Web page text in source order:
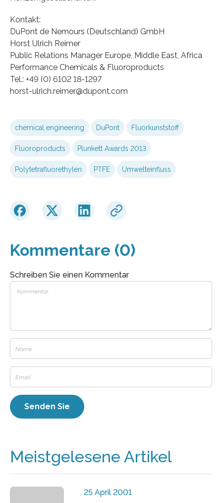
Kontakt:
DuPont de Nemours (Deutschland) GmbH
Horst Ulrich Reimer
Public Relations Manager Europe, Middle East, Africa
Performance Chemicals & Fluoroproducts
Tel.: +49 (0) 6102 18-1297
horst-ulrich.reimer@dupont.com
chemical engineering DuPont Fluorkunststoff
Fluoroproducts Plunkett Awards 2013
Polytetrafluorethylen PTFE Umwelteinfluss
Kommentare (0)
Schreiben Sie einen Kommentar
Meistgelesene Artikel
25 April 2001